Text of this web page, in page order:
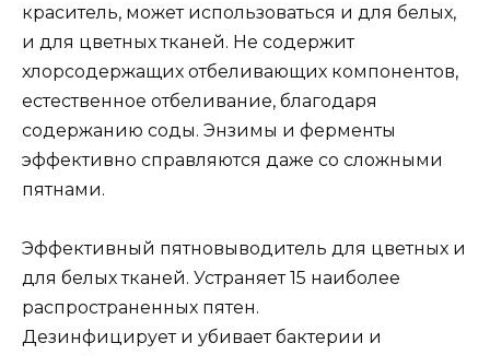
краситель, может использоваться и для белых,
и для цветных тканей. Не содержит
хлорсодержащих отбеливающих компонентов,
естественное отбеливание, благодаря
содержанию соды. Энзимы и ферменты
эффективно справляются даже со сложными
пятнами.
Эффективный пятновыводитель для цветных и
для белых тканей. Устраняет 15 наиболее
распространенных пятен.
Дезинфицирует и убивает бактерии и